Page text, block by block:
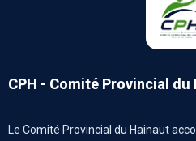
CPH - Comité Provincial du
Le Comité Provincial du Hainaut